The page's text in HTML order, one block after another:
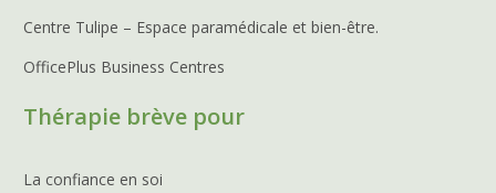
Centre Tulipe – Espace paramédicale et bien-être.
OfficePlus Business Centres
Thérapie brève pour
La confiance en soi